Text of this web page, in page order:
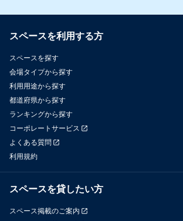
スペースを利用する方
スペースを探す
会場タイプから探す
利用用途から探す
都道府県から探す
ランキングから探す
コーポレートサービス
よくある質問
利用規約
スペースを貸したい方
スペース掲載のご案内